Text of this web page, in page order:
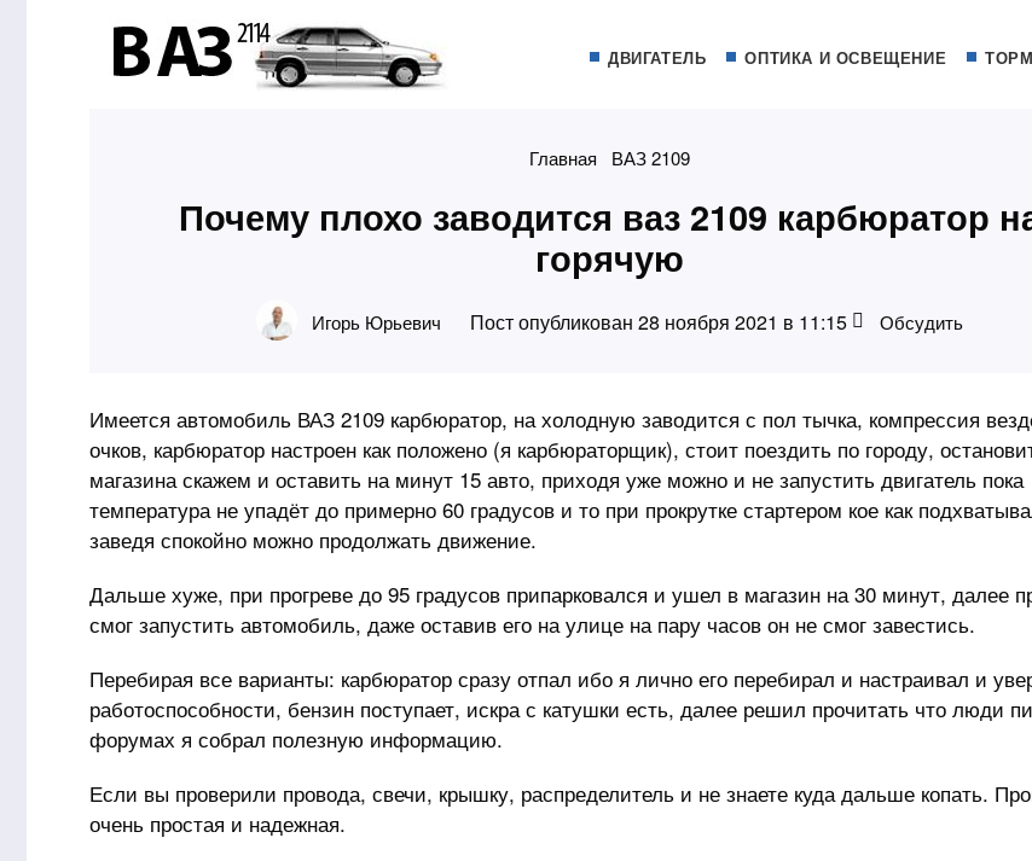
ДВИГАТЕЛЬ ОПТИКА И ОСВЕЩЕНИЕ
Главная ВАЗ 2109
Почему плохо заводится ваз 2109 карбюратор
горячую
Игорь Юрьевич Пост опубликован 28 ноября 2021 в 11:15 Обсудить
Имеется автомобиль ВАЗ 2109 карбюратор, на холодную заводится с пол тычка, компрессия
очков, карбюратор настроен как положено (я карбюраторщик), стоит поездить по городу,
магазина скажем и оставить на минут 15 авто, приходя уже можно и не запустить двигатель пока
температура не упадёт до примерно 60 градусов и то при прокрутке стартером кое как
заведя спокойно можно продолжать движение.
Дальше хуже, при прогреве до 95 градусов припарковался и ушел в магазин на 30 минут, далее
смог запустить автомобиль, даже оставив его на улице на пару часов он не смог завестись.
Перебирая все варианты: карбюратор сразу отпал ибо я лично его перебирал и настраивал и
работоспособности, бензин поступает, искра с катушки есть, далее решил прочитать что люди
форумах я собрал полезную информацию.
Если вы проверили провода, свечи, крышку, распределитель и не знаете куда дальше копать.
очень простая и надежная.